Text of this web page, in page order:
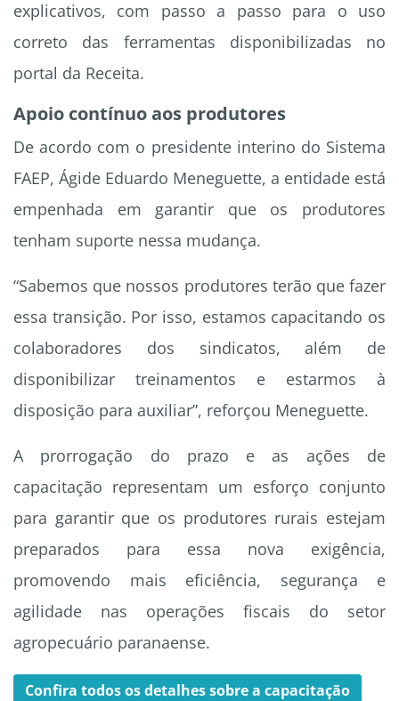
explicativos, com passo a passo para o uso
correto das ferramentas disponibilizadas no
portal da Receita.
Apoio contínuo aos produtores
De acordo com o presidente interino do Sistema
FAEP, Ágide Eduardo Meneguette, a entidade está
empenhada em garantir que os produtores
tenham suporte nessa mudança.
“Sabemos que nossos produtores terão que fazer
essa transição. Por isso, estamos capacitando os
colaboradores dos sindicatos, além de
disponibilizar treinamentos e estarmos à
disposição para auxiliar”, reforçou Meneguette.
A prorrogação do prazo e as ações de
capacitação representam um esforço conjunto
para garantir que os produtores rurais estejam
preparados para essa nova exigência,
promovendo mais eficiência, segurança e
agilidade nas operações fiscais do setor
agropecuário paranaense.
Confira todos os detalhes sobre a capacitação